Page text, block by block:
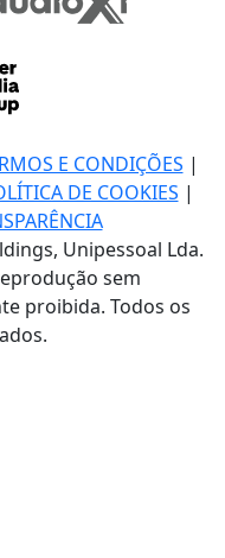
E CONDIÇÕES |
DE COOKIES |
Unipessoal Lda.
sem
proibida. Todos os